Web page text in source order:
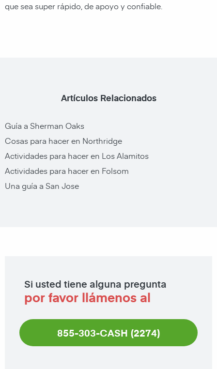
que sea super rápido, de apoyo y confiable.
Artículos Relacionados
Guía a Sherman Oaks
Cosas para hacer en Northridge
Actividades para hacer en Los Alamitos
Actividades para hacer en Folsom
Una guía a San Jose
Si usted tiene alguna pregunta
por favor llámenos al
855-303-CASH (2274)